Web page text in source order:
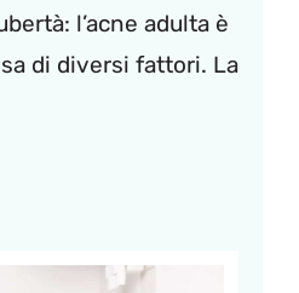
l’acne adulta è
di diversi fattori. La